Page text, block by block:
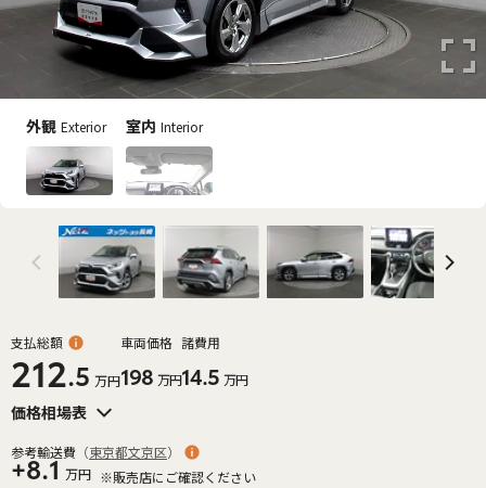
外観 Exterior 室内 Interior
支払総額
212.5 万円
車両価格
198 万円
諸費用
14.5 万円
価格相場表
参考輸送費 （東京都文京区）
+8.1 万円 ※販売店にご確認ください